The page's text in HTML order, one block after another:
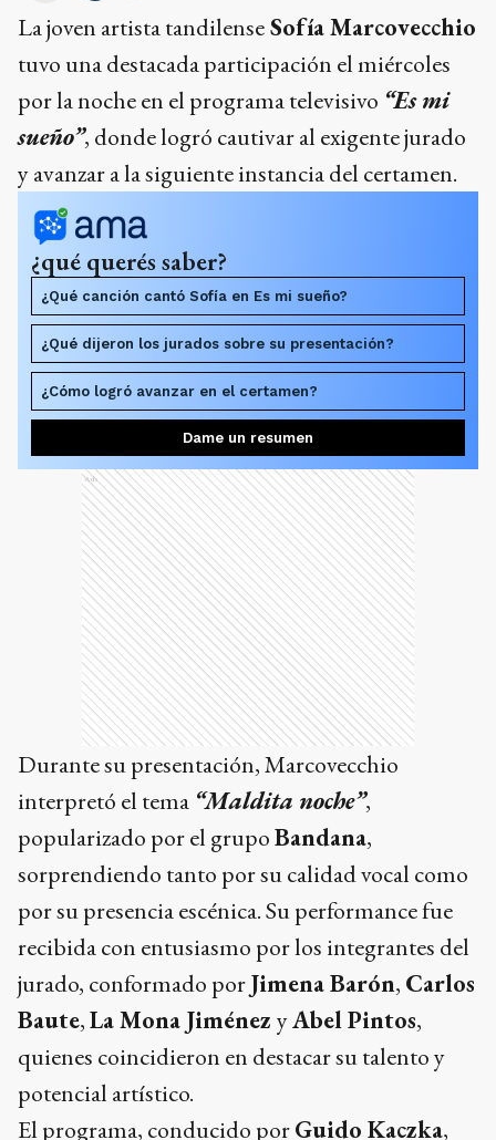
La joven artista tandilenseSofía Marcovecchio
tuvo una destacada participación el miércoles
por la noche en el programa televisivo “Es mi
sueño”, donde logró cautivar al exigente jurado
y avanzar a la siguiente instancia del certamen.
¿qué querés saber?
¿Qué canción cantó Sofía en Es mi sueño?
¿Qué dijeron los jurados sobre su presentación?
¿Cómo logró avanzar en el certamen?
Dame un resumen
Ads
Durante su presentación, Marcovecchio
interpretó el tema “Maldita noche”,
popularizado por el grupoBandana,
sorprendiendo tanto por su calidad vocal como
por su presencia escénica. Su performance fue
recibida con entusiasmo por los integrantes del
jurado, conformado porJimena Barón, Carlos
Baute,La Mona Jiménez yAbel Pintos,
quienes coincidieron en destacar su talento y
potencial artístico.
El programa, conducido porGuido Kaczka,